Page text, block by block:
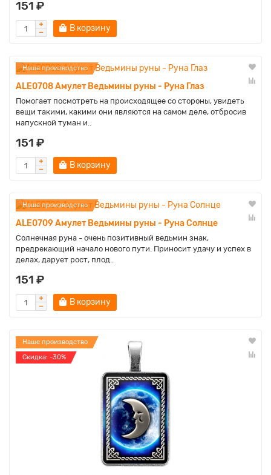
151 ₽
В корзину
Наше производство
ALE0708 Амулет Ведьмины руны - Руна Глаз
Помогает посмотреть на происходящее со стороны, увидеть
вещи такими, какими они являются на самом деле, отбросив
напускной туман и..
151 ₽
В корзину
Наше производство
ALE0709 Амулет Ведьмины руны - Руна Солнце
Солнечная руна - очень позитивный ведьмин знак,
предрекающий начало нового пути. Приносит удачу и успех в
делах, дарует рост, плод..
151 ₽
В корзину
Наше производство
Cкидка: -30%